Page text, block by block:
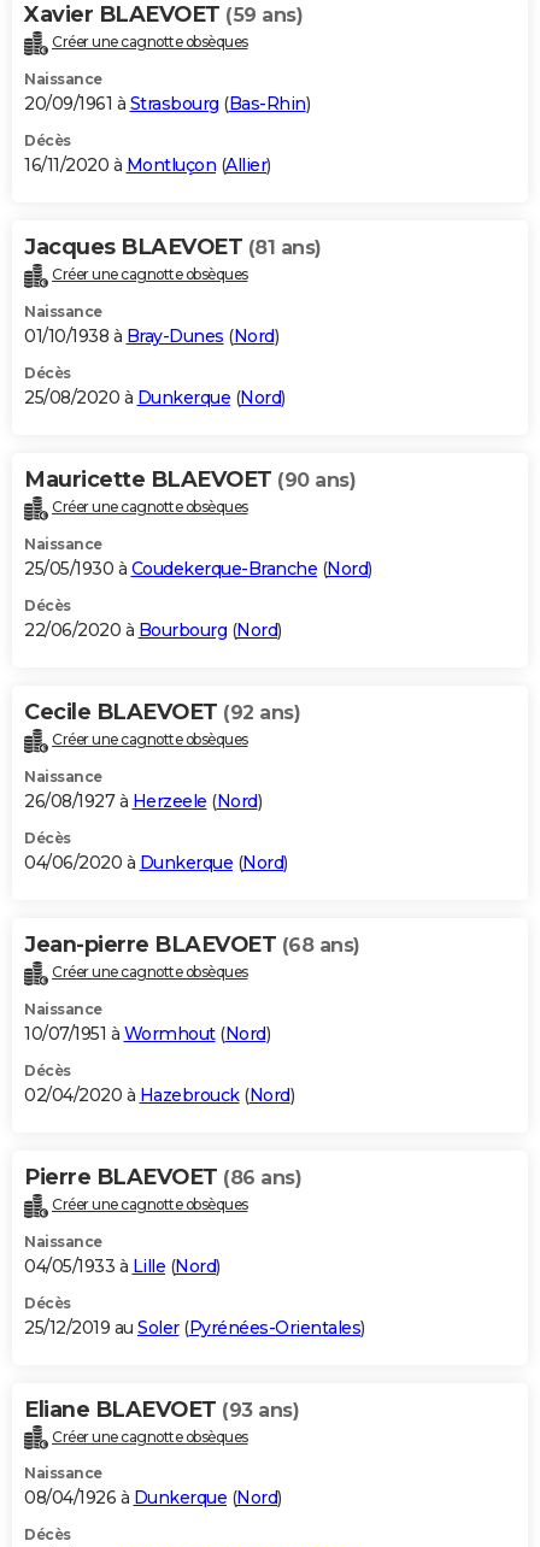
Xavier BLAEVOET (59 ans)
Créer une cagnotte obsèques
Naissance
20/09/1961 à Strasbourg (Bas-Rhin)
Décès
16/11/2020 à Montluçon (Allier)
Jacques BLAEVOET (81 ans)
Créer une cagnotte obsèques
Naissance
01/10/1938 à Bray-Dunes (Nord)
Décès
25/08/2020 à Dunkerque (Nord)
Mauricette BLAEVOET (90 ans)
Créer une cagnotte obsèques
Naissance
25/05/1930 à Coudekerque-Branche (Nord)
Décès
22/06/2020 à Bourbourg (Nord)
Cecile BLAEVOET (92 ans)
Créer une cagnotte obsèques
Naissance
26/08/1927 à Herzeele (Nord)
Décès
04/06/2020 à Dunkerque (Nord)
Jean-pierre BLAEVOET (68 ans)
Créer une cagnotte obsèques
Naissance
10/07/1951 à Wormhout(Nord)
Décès
02/04/2020 à Hazebrouck(Nord)
Pierre BLAEVOET (86 ans)
Créer une cagnotte obsèques
Naissance
04/05/1933 à Lille (Nord)
Décès
25/12/2019 au Soler(Pyrénées-Orientales)
Eliane BLAEVOET (93 ans)
Créer une cagnotte obsèques
Naissance
08/04/1926 à Dunkerque (Nord)
Décès